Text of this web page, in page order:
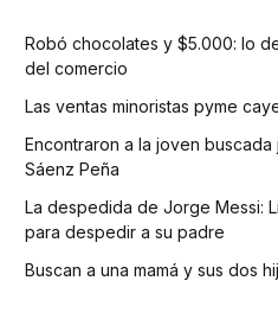
Robó chocolates y $5.000: lo
del comercio
Las ventas minoristas pyme
Encontraron a la joven buscada
Sáenz Peña
La despedida de Jorge Messi:
para despedir a su padre
Buscan a una mamá y sus dos